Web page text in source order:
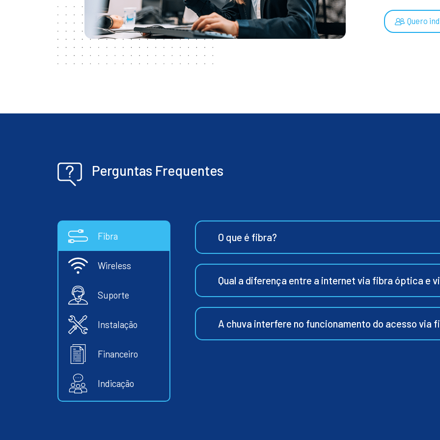
Quero
Perguntas Frequentes
Fibra
Wireless
Suporte
Instalação
Financeiro
Indicação
O que é fibra?
Qual a diferença entre a internet via fibra óptica e
A chuva interfere no funcionamento do acesso via